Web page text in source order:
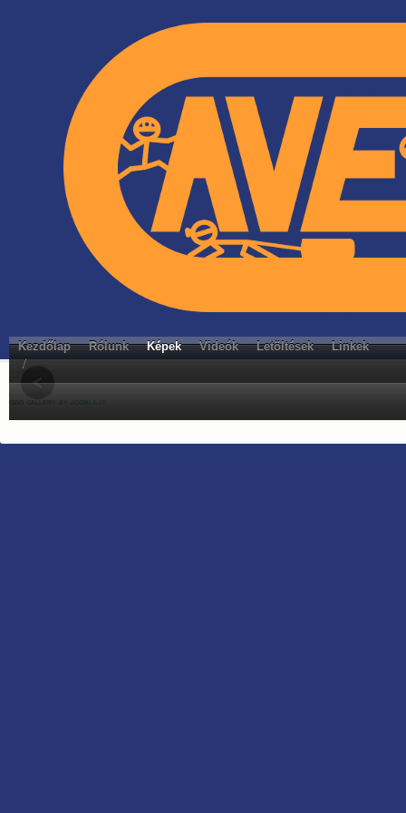
Kezdőlap Rólunk Képek Videók Letöltések Linkek
/
ozio gallery by joomla.it